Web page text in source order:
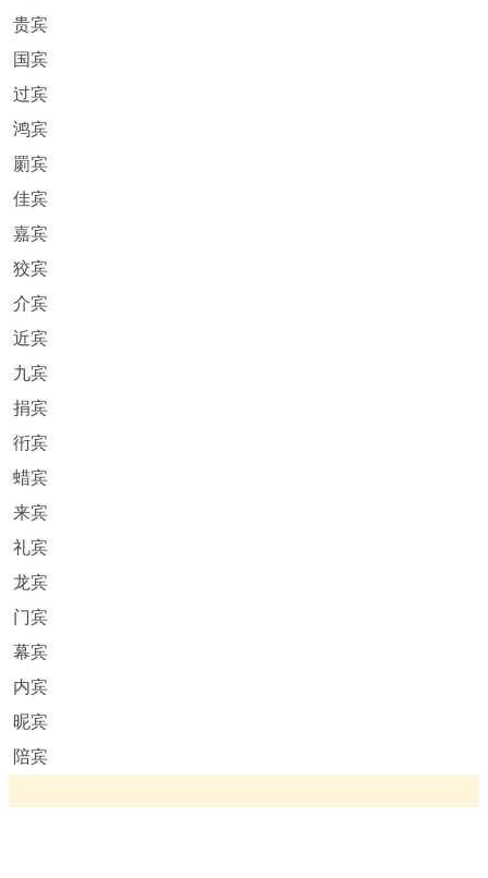
贵宾
国宾
过宾
鸿宾
罽宾
佳宾
嘉宾
狡宾
介宾
近宾
九宾
捐宾
衎宾
蜡宾
来宾
礼宾
龙宾
门宾
幕宾
内宾
昵宾
陪宾